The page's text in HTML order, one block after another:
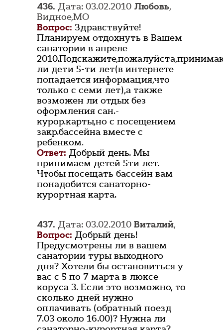
436. Дата: 03.02.2010 Любовь,
Видное,МО
Вопрос: Здравствуйте!
Планируем отдохнуть в Вашем
санатории в апреле
ли дети 5-ти лет(в интернете
попадается информация,что
только с семи лет),а также
возможен ли отдых без
оформления сан.-
курор.карты,но с посещением
закр.бассейна вместе с
ребенком.
Ответ: Добрый день. Мы
принимаем детей 5ти лет.
Чтобы посещать бассейн вам
понадобится санаторно-
курортная карта.
437. Дата: 03.02.2010 Виталий,
Вопрос: Добрый день!
Предусмотрены ли в вашем
санатории туры выходного
дня? Хотели бы остановиться у
вас с 5 по 7 марта в люксе
коруса 3. Если это возможно, то
сколько дней нужно
оплачивать (обратный поезд
7.03 около 16.00)? Нужна ли